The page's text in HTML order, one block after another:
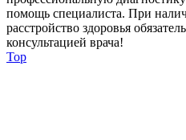
помощь специалиста. При
расстройство здоровья
консультацией врача!
Top